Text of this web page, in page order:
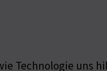
Technologie uns